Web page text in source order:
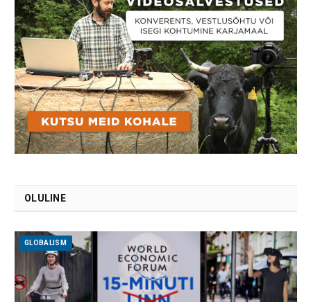
OLULINE
GLOBALISM